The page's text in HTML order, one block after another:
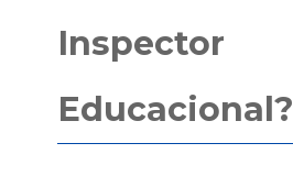
Inspector
Educacional?